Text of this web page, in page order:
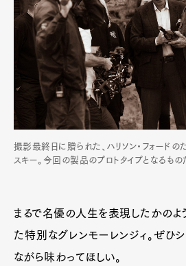
撮影最終日に贈られた、ハリソン・フォードの
スキー。今回の製品のプロトタイプとなるものだ
まるで名優の人生を表現したかのよ
た特別なグレンモーレンジィ。ぜひ
ながら味わってほしい。